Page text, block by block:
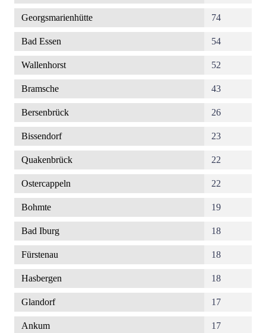
Georgsmarienhütte 74
Bad Essen 54
Wallenhorst 52
Bramsche 43
Bersenbrück 26
Bissendorf 23
Quakenbrück 22
Ostercappeln 22
Bohmte 19
Bad Iburg 18
Fürstenau 18
Hasbergen 18
Glandorf 17
Ankum 17